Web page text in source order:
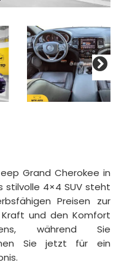
Grand Cherokee in
stilvolle 4×4 SUV steht
Preisen zur
und den Komfort
während Sie
Sie jetzt für ein